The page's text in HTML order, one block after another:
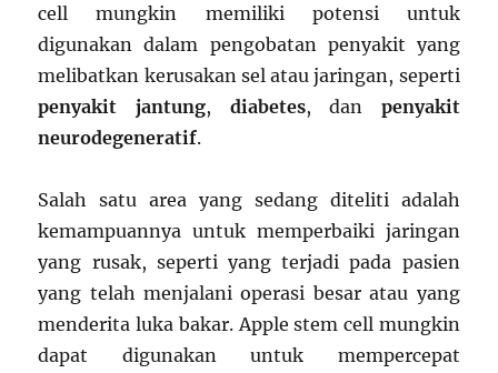
cell mungkin memiliki potensi untuk
digunakan dalam pengobatan penyakit yang
melibatkan kerusakan sel atau jaringan, seperti
penyakit jantung, diabetes, dan penyakit
neurodegeneratif.
Salah satu area yang sedang diteliti adalah
kemampuannya untuk memperbaiki jaringan
yang rusak, seperti yang terjadi pada pasien
yang telah menjalani operasi besar atau yang
menderita luka bakar. Apple stem cell mungkin
dapat digunakan untuk mempercepat